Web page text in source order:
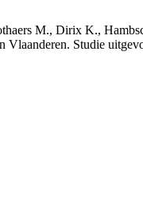
M., Dirix K.,
Studie